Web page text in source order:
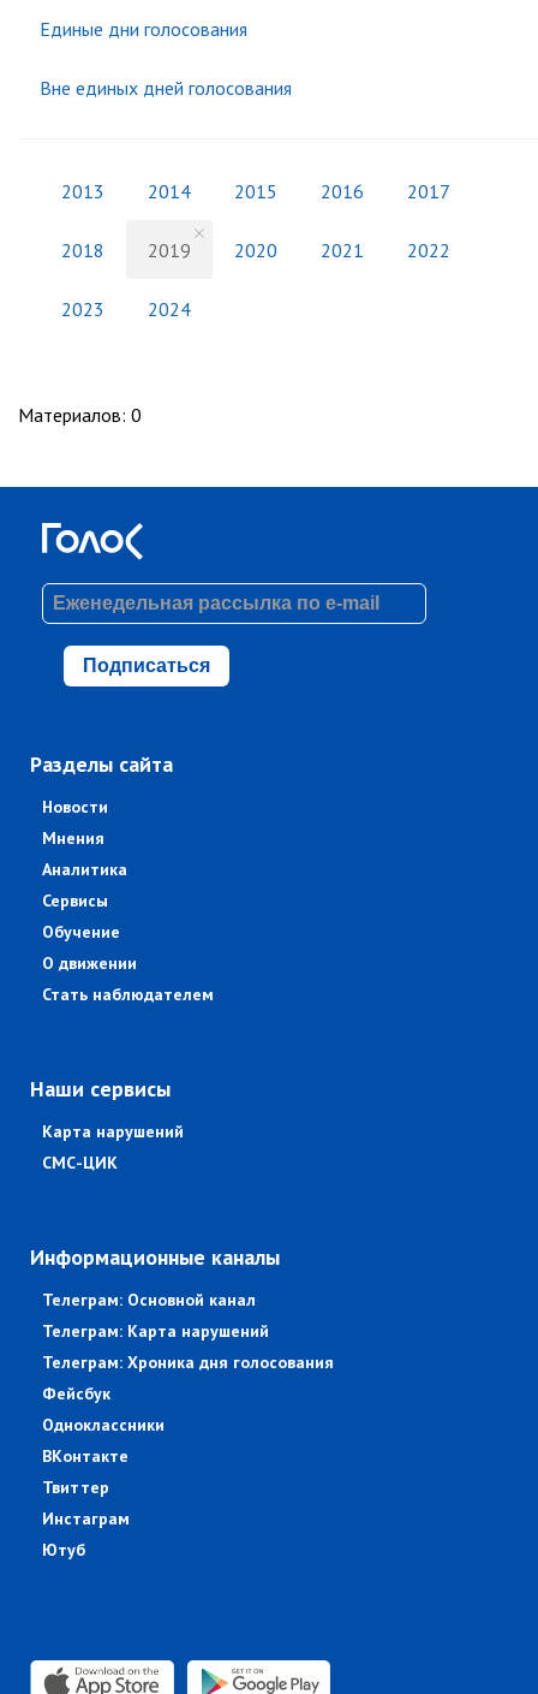
Единые дни голосования
Вне единых дней голосования
2013 2014 2015 2016 2017
2018 2019 2020 2021 2022
2023 2024
Материалов: 0
Подписаться
Разделы сайта
Новости
Мнения
Аналитика
Сервисы
Обучение
О движении
Стать наблюдателем
Наши сервисы
Карта нарушений
СМС-ЦИК
Информационные каналы
Телеграм: Основной канал
Телеграм: Карта нарушений
Телеграм: Хроника дня голосования
Фейсбук
Одноклассники
ВКонтакте
Твиттер
Инстаграм
Ютуб